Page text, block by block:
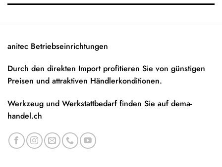
anitec Betriebseinrichtungen
Durch den direkten Import profitieren Sie von günstigen
Preisen und attraktiven Händlerkonditionen.
Werkzeug und Werkstattbedarf finden Sie aufdema-
handel.ch